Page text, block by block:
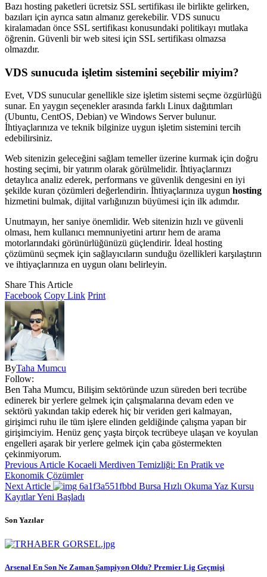
Bazı hosting paketleri ücretsiz SSL sertifikası ile birlikte gelirken,
bazıları için ayrıca satın almanız gerekebilir. VDS sunucu
kiralamadan önce SSL sertifikası konusundaki politikayı mutlaka
öğrenin. Güvenli bir web sitesi için SSL sertifikası olmazsa
olmazdır.
VDS sunucuda işletim sistemini seçebilir miyim?
Evet, VDS sunucular genellikle size işletim sistemi seçme özgürlüğü
sunar. En yaygın seçenekler arasında farklı Linux dağıtımları
(Ubuntu, CentOS, Debian) ve Windows Server bulunur.
İhtiyaçlarınıza ve teknik bilginize uygun işletim sistemini tercih
edebilirsiniz.
Web sitenizin geleceğini sağlam temeller üzerine kurmak için doğru
hosting seçimi, bir yatırım olarak görülmelidir. İhtiyaçlarınızı
detaylıca analiz ederek, performans ve güvenlik dengesini en iyi
şekilde kuran çözümleri değerlendirin. İhtiyaçlarınıza uygun hosting
hizmetini bulmak, dijital varlığınızın büyümesi için ilk adımdır.
Unutmayın, her saniye önemlidir. Web sitenizin hızlı ve güvenli
olması, hem kullanıcı memnuniyetini artırır hem de arama
motorlarındaki görünürlüğünüzü güçlendirir. İdeal hosting
çözümünü seçmek için sağlayıcıların sunduğu özellikleri karşılaştırın
ve ihtiyaçlarınıza en uygun olanı belirleyin.
Share This Article
Facebook Copy Link Print
ByTaha Mumcu
Follow:
Ben Taha Mumcu, Bilişim sektöründe uzun süreden beri tecrübe
edinerek bir yerlere gelmek için çalışmalarına devam eden ve
sektörü yakından takip ederek hiç bir veriden geri kalmayan,
girişimci ruhu ile tüm işlere elinden geldiğinde çalışma yapan bir
girişimciyim. Henüz genç yaşta birçok tecrübeye ulaşan ve koyulan
engelleri aşarak bir yerlere gelmek için çaba göstermekten
çekinmiyorum.
Previous Article Kocaeli Merdiven Temizliği: En Pratik ve
Ekonomik Çözümler
Next Article
Bursa Hızlı Okuma Yaz Kursu
Kayıtlar Yeni Başladı
Son Yazılar
Arsenal En Son Ne Zaman Şampiyon Oldu? Premier Lig Geçmişi